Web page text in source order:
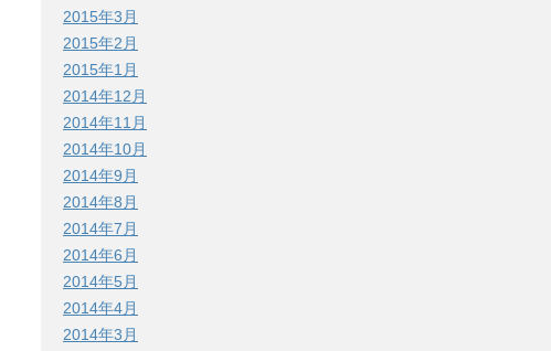
2015年3月
2015年2月
2015年1月
2014年12月
2014年11月
2014年10月
2014年9月
2014年8月
2014年7月
2014年6月
2014年5月
2014年4月
2014年3月